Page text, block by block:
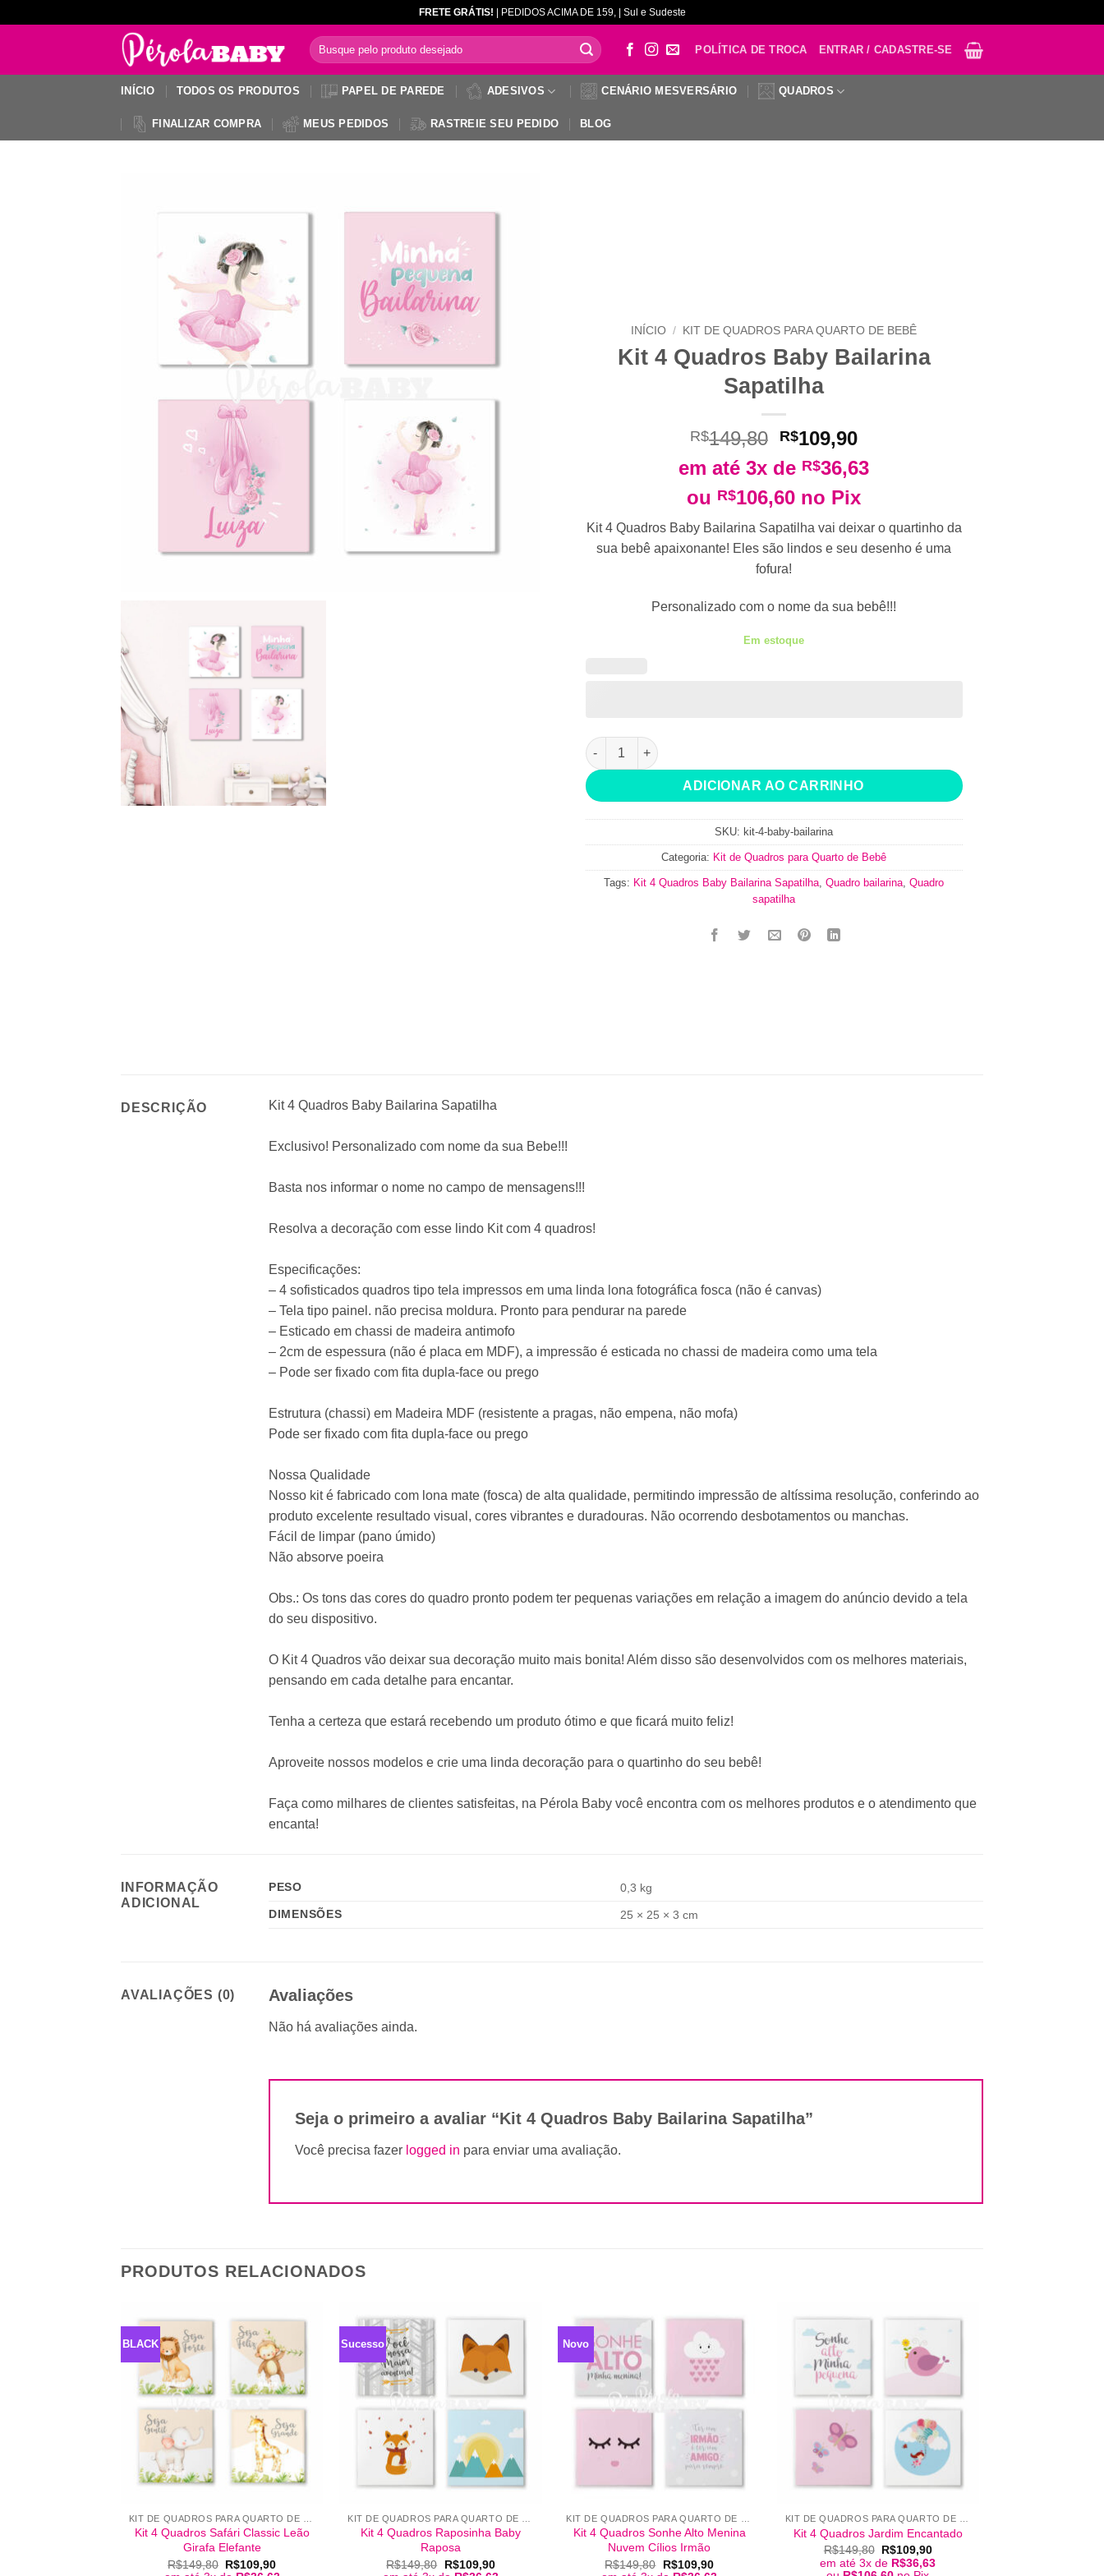
FRETE GRÁTIS! | PEDIDOS ACIMA DE 159, | Sul e Sudeste
Pesquisar
por:
POLÍTICA DE TROCA ENTRAR / CADASTRE-SE
INÍCIO TODOS OS PRODUTOS PAPEL DE PAREDE ADESIVOS CENÁRIO MESVERSÁRIO QUADROS
FINALIZAR COMPRA MEUS PEDIDOS RASTREIE SEU PEDIDO BLOG
INÍCIO / KIT DE QUADROS PARA QUARTO DE BEBÊ
Kit 4 Quadros Baby Bailarina
Sapatilha
R$149,80 O
preço
original
era:
R$149,80.
R$109,90O
preço
atual
é:
R$109,90.
em até 3x de R$36,63
ou R$106,60 no Pix
Kit 4 Quadros Baby Bailarina Sapatilha vai deixar o quartinho da
sua bebê apaixonante! Eles são lindos e seu desenho é uma
fofura!
Personalizado com o nome da sua bebê!!!
Em estoque
Kit 4 Quadros Baby Bailarina Sapatilha quantidade
ADICIONAR AO CARRINHO
SKU: kit-4-baby-bailarina
Categoria: Kit de Quadros para Quarto de Bebê
Tags: Kit 4 Quadros Baby Bailarina Sapatilha Quadro bailarina Quadro
sapatilha
DESCRIÇÃO Kit 4 Quadros Baby Bailarina Sapatilha
Exclusivo! Personalizado com nome da sua Bebe!!!
Basta nos informar o nome no campo de mensagens!!!
Resolva a decoração com esse lindo Kit com 4 quadros!
Especificações:
– 4 sofisticados quadros tipo tela impressos em uma linda lona fotográfica fosca (não é canvas)
– Tela tipo painel. não precisa moldura. Pronto para pendurar na parede
– Esticado em chassi de madeira antimofo
– 2cm de espessura (não é placa em MDF), a impressão é esticada no chassi de madeira como uma tela
– Pode ser fixado com fita dupla-face ou prego
Estrutura (chassi) em Madeira MDF (resistente a pragas, não empena, não mofa)
Pode ser fixado com fita dupla-face ou prego
Nossa Qualidade
Nosso kit é fabricado com lona mate (fosca) de alta qualidade, permitindo impressão de altíssima resolução, conferindo ao
produto excelente resultado visual, cores vibrantes e duradouras. Não ocorrendo desbotamentos ou manchas.
Fácil de limpar (pano úmido)
Não absorve poeira
Obs.: Os tons das cores do quadro pronto podem ter pequenas variações em relação a imagem do anúncio devido a tela
do seu dispositivo.
O Kit 4 Quadros vão deixar sua decoração muito mais bonita! Além disso são desenvolvidos com os melhores materiais,
pensando em cada detalhe para encantar.
Tenha a certeza que estará recebendo um produto ótimo e que ficará muito feliz!
Aproveite nossos modelos e crie uma linda decoração para o quartinho do seu bebê!
Faça como milhares de clientes satisfeitas, na Pérola Baby você encontra com os melhores produtos e o atendimento que
encanta!
INFORMAÇÃO
ADICIONAL
PESO
0,3 kg
DIMENSÕES
25 × 25 × 3 cm
AVALIAÇÕES (0) Avaliações
Não há avaliações ainda.
Seja o primeiro a avaliar “Kit 4 Quadros Baby Bailarina Sapatilha”
Você precisa fazer logged in para enviar uma avaliação.
PRODUTOS RELACIONADOS
BLACK
Kit 4 Quadros Safári Classic Leão
Girafa Elefante
R$149,80 O
R$109,90O
Sucesso
+
Kit 4 Quadros Raposinha Baby
Raposa
R$149,80
O
R$109,90O
Novo
+
Kit 4 Quadros Sonhe Alto Menina
Nuvem Cílios Irmão
R$149,80 O
R$109,90O
+
Kit 4 Quadros Jardim Encantado
R$149,80 O
preço
original
R$109,90O
preço
em até 3x de R$36,63